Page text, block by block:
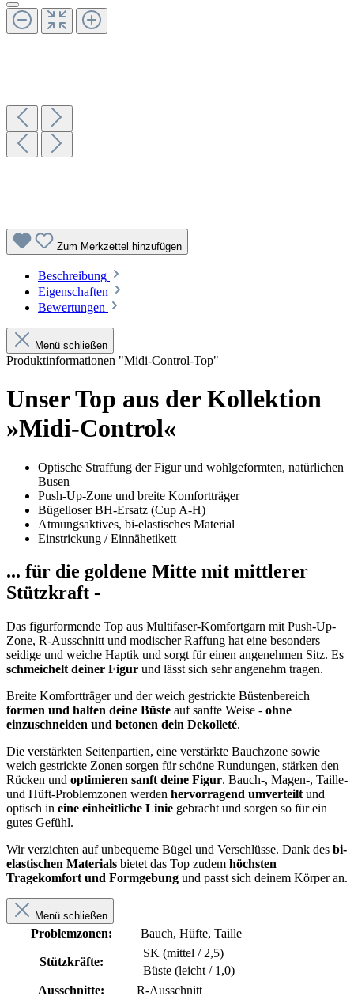
Zum Merkzettel hinzufügen
Beschreibung
Eigenschaften
Bewertungen
Menü schließen
Produktinformationen "Midi-Control-Top"
Unser Top aus der Kollektion
»Midi-Control«
Optische Straffung der Figur und wohlgeformten, natürlichen
Busen
Push-Up-Zone und breite Komfortträger
Bügelloser BH-Ersatz (Cup A-H)
Atmungsaktives, bi-elastisches Material
Einstrickung / Einnähetikett
... für die goldene Mitte mit mittlerer
Stützkraft -
Das figurformende Top aus Multifaser-Komfortgarn mit Push-Up-
Zone, R-Ausschnitt und modischer Raffung hat eine besonders
seidige und weiche Haptik und sorgt für einen angenehmen Sitz. Es
schmeichelt deiner Figur und lässt sich sehr angenehm tragen.
Breite Komfortträger und der weich gestrickte Büstenbereich
formen und halten deine Büste auf sanfte Weise - ohne
einzuschneiden und betonen dein Dekolleté.
Die verstärkten Seitenpartien, eine verstärkte Bauchzone sowie
weich gestrickte Zonen sorgen für schöne Rundungen, stärken den
Rücken und optimieren sanft deine Figur. Bauch-, Magen-, Taille-
und Hüft-Problemzonen werden hervorragend umverteilt und
optisch in eine einheitliche Linie gebracht und sorgen so für ein
gutes Gefühl.
Wir verzichten auf unbequeme Bügel und Verschlüsse. Dank des bi-
elastischen Materials bietet das Top zudem höchsten
Tragekomfort und Formgebung und passt sich deinem Körper an.
Menü schließen
Problemzonen: Bauch, Hüfte, Taille
Stützkräfte:
SK (mittel / 2,5)
Büste (leicht / 1,0)
Ausschnitte:
R-Ausschnitt